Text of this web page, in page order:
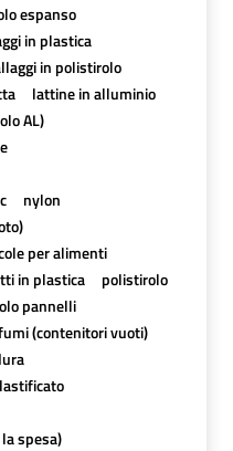
espanso
in plastica
in polistirolo
lattine in alluminio
AL)
nylon
per alimenti
in plastica
polistirolo
pannelli
(contenitori vuoti)
spesa)